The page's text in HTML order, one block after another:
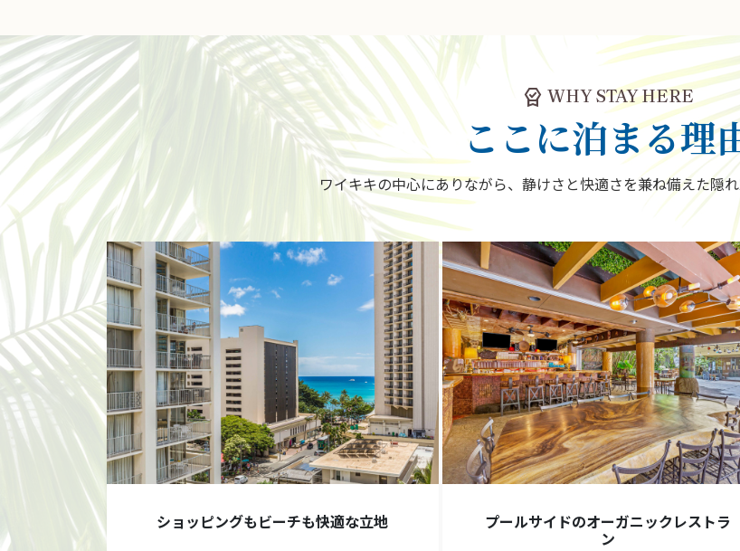
editor_choice WHY STAY HERE
ここに泊まる理
ワイキキの中心にありながら、静けさと快適さを兼ね備えた隠れ
ショッピングもビーチも快適な立地 プールサイドのオーガニックレストラ
ン